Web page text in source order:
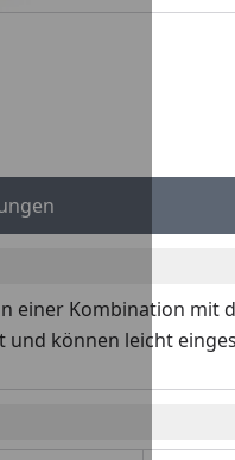
Youtube-Video
einer Kombination mit
können leicht